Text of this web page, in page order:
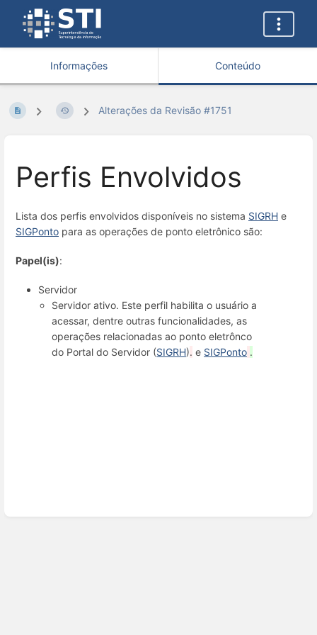
Informações Conteúdo
Alterações da Revisão #1751
Perfis Envolvidos
Lista dos perfis envolvidos disponíveis no sistema SIGRH e
SIGPonto para as operações de ponto eletrônico são:
Papel(is):
Servidor
Servidor ativo. Este perfil habilita o usuário a
acessar, dentre outras funcionalidades, as
operações relacionadas ao ponto eletrônco
do Portal do Servidor (SIGRH). e SIGPonto .